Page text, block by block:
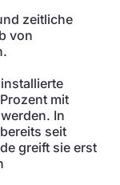
zeitliche
von
mit
In
seit
greift sie erst